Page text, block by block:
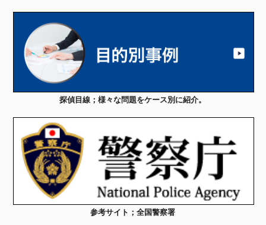
探偵目線；様々な問題をケース別に紹介。
参考サイト；全国警察署